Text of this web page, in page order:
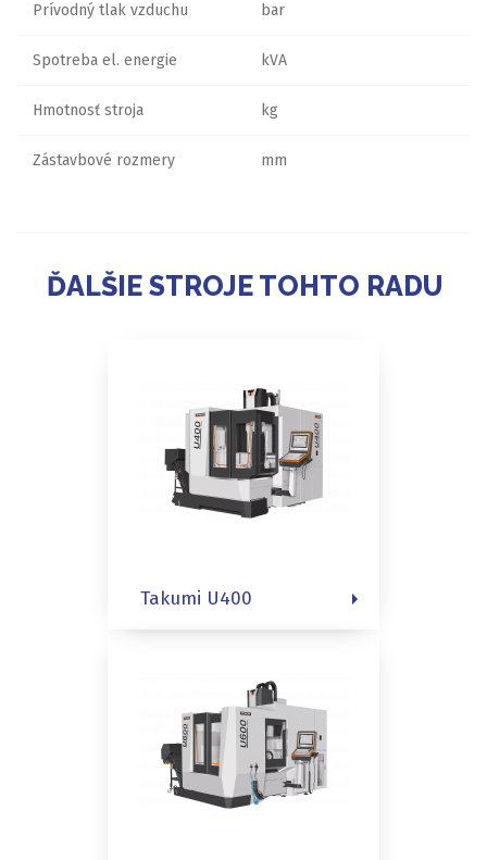
Prívodný tlak vzduchu bar
Spotreba el. energie kVA
Hmotnosť stroja kg
Zástavbové rozmery mm
ĎALŠIE STROJE TOHTO RADU
Takumi U400